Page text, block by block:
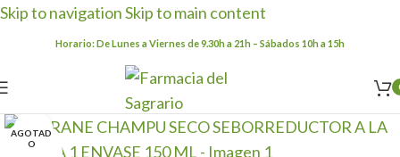
Skip to navigationSkip to main content
Horario: De Lunes a Viernes de 9.30h a 21h – Sábados 10h a 15h
AGOTAD
O
Clic para ampliar